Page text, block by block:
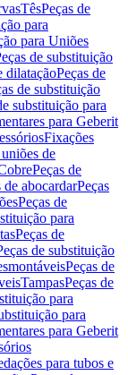
TêsPeças de
para
para Uniões
de substituição
dilataçãoPeças de
de substituição
substituição para
para Geberit
Fixações
de
Peças de
de abocardarPeças
Peças de
para
Peças de
de substituição
Peças de
TampasPeças de
para
para
para Geberit
para tubos e